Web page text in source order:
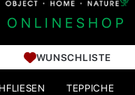
ONLINESHOP
WUNSCHLISTE
TEPPICHE